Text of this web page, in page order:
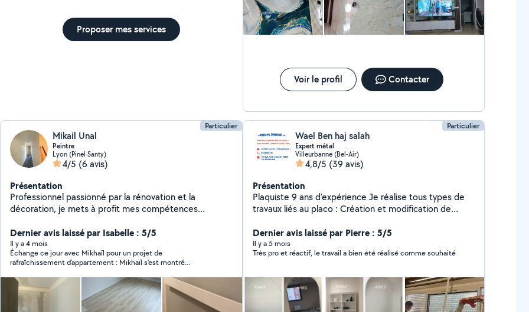
Proposer mes services
Voir le profil Contacter
Particulier
Mikail Unal
Peintre
Lyon (Pinel Santy)
4/5 (6 avis)
Présentation
Professionnel passionné par la rénovation et la
décoration, je mets à profit mes compétences
embellir les espaces intérieurs et extérieurs.
Dernier avis laissé par Isabelle : 5/5
Il y a 4 mois
Échange ce jour avec Mikhaïl pour un projet de
rafraîchissement d’appartement : Mikhaïl s’est montré
Particulier
Wael Ben haj salah
Expert métal
Villeurbanne (Bel-Air)
4,8/5 (39 avis)
Présentation
Plaquiste 9 ans d'expérience Je réalise tous types de
travaux liés au placo : Création et modification de
faux-plafonds Pose de bandes, enduits et finitions
Rénovation complète ou partielle Conseils techniques
pour optimiser votre espace Grâce à une longue
rénovation que les projets plus exigeants. Technicien
volets roulants & rideaux métalliques 4 ans d'expertise
J'interviens sur tous les modèles, qu'ils soient manuels
Dernier avis laissé par Pierre : 5/5
Il y a 5 mois
Très pro et réactif, le travail a bien été réalisé comme souhaité